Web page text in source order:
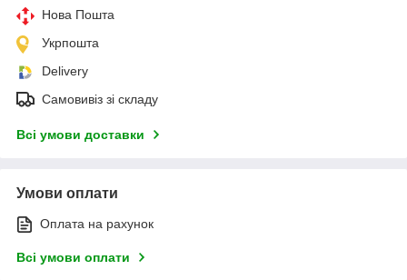
Нова Пошта
Укрпошта
Delivery
Самовивіз зі складу
Всі умови доставки
Умови оплати
Оплата на рахунок
Всі умови оплати